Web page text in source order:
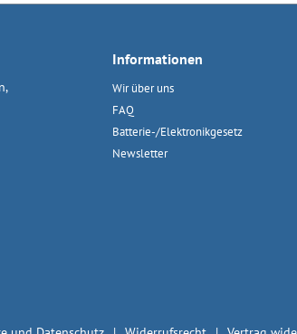
Informationen
Wir über uns
FAQ
Batterie-/Elektronikgesetz
Newsletter